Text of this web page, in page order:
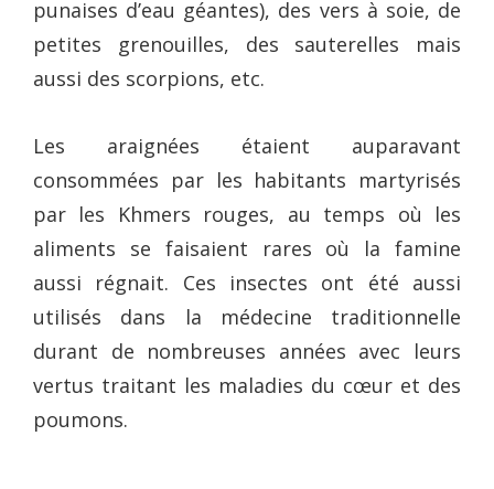
punaises d’eau géantes), des vers à soie, de
petites grenouilles, des sauterelles mais
aussi des scorpions, etc.
Les araignées étaient auparavant
consommées par les habitants martyrisés
par les Khmers rouges, au temps où les
aliments se faisaient rares où la famine
aussi régnait. Ces insectes ont été aussi
utilisés dans la médecine traditionnelle
durant de nombreuses années avec leurs
vertus traitant les maladies du cœur et des
poumons.